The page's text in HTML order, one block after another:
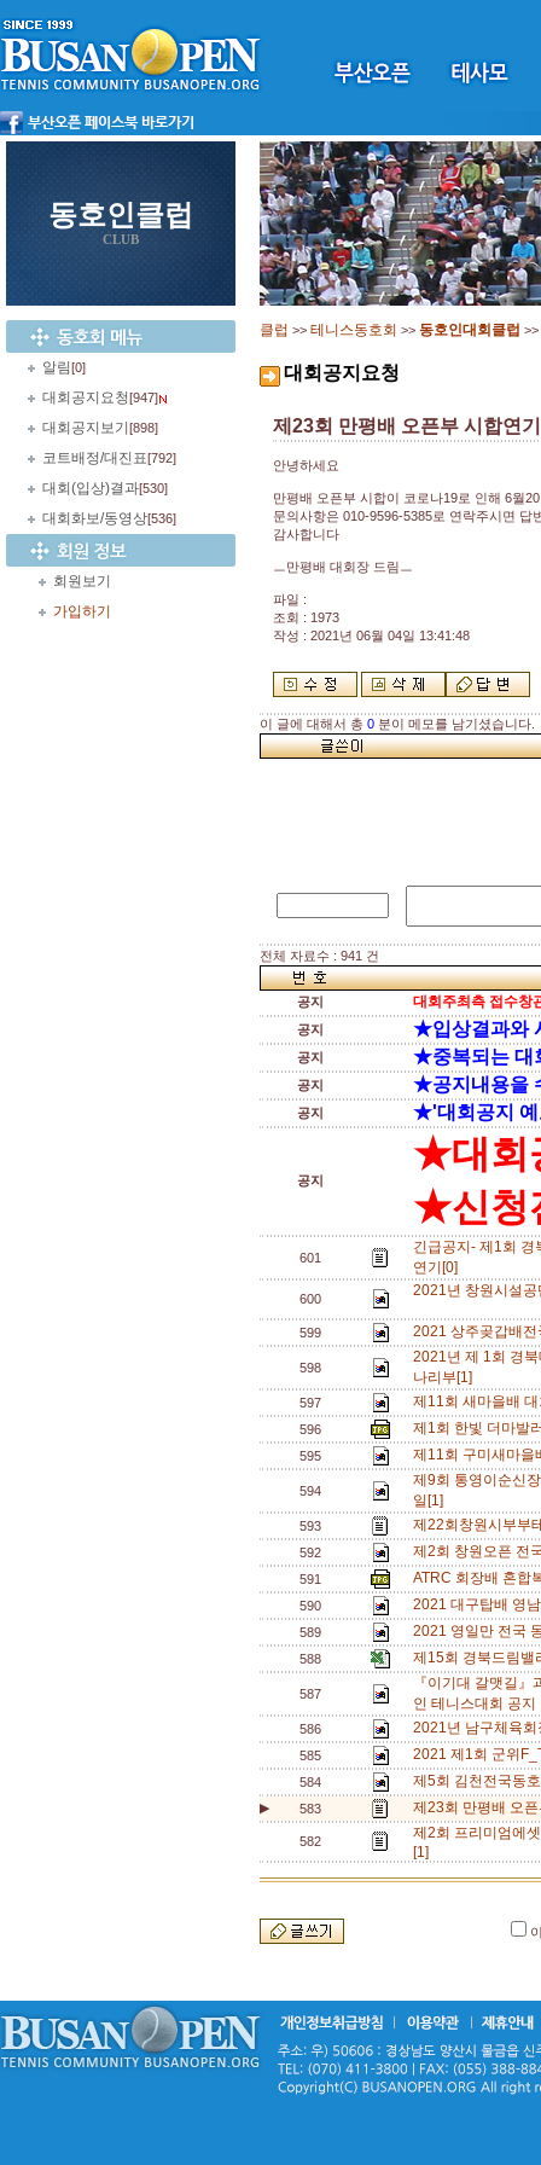
동호인클럽
CLUB
알림[0]
대회공지요청[947]
대회공지보기 [898]
코트배정/대진표[792]
대회(입상)결과[530]
대회화보/동영상[536]
회원보기
가입하기
클럽 >> 테니스동호회 >> 동호인대회클럽 >>
대회공지요청
제23회 만평배 오픈부 시합연
안녕하세요
만평배 오픈부 시합이 코로나19로 인해 6월
문의사항은 010-9596-5385로 연락주시면 답
감사합니다
ㅡ만평배 대회장 드림ㅡ
파일 :
조회 : 1973
작성 : 2021년 06월 04일 13:41:48
이 글에 대해서 총 0 분이 메모를 남기셨습니다.
전체 자료수 : 941 건
공지 대회주최측 접수창
공지 ★입상결과와
공지 ★중복되는 대
공지 ★공지내용을
공지 ★'대회공지 예
공지
★대회
★신청
601
긴급공지- 제1회 경
연기[0]
600 2021년 창원시설
599 2021 상주곶갑배
598
2021년 제 1회 경
나리부[1]
597 제11회 새마을배
596 제1회 한빛 더마발
595 제11회 구미새마
594
제9회 통영이순신
일[1]
593 제22회창원시부부
592 제2회 창원오픈 전
591 ATRC 회장배 혼합
590 2021 대구탑배 영
589 2021 영일만 전국
588 제15회 경북드림
587
『이기대 갈맷길
인 테니스대회 공
586 2021년 남구체육
585 2021 제1회 군위
584 제5회 김천전국동
▶ 583 제23회 만평배 오
582
제2회 프리미엄에
[1]